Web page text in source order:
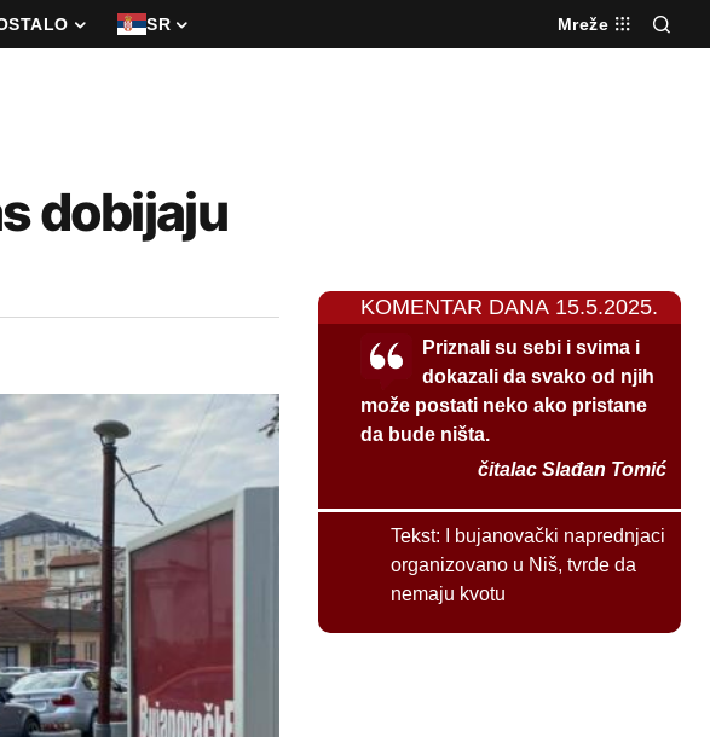
SR Mreže
dobijaju
KOMENTAR DANA 15.5.2025.
Priznali su sebi i svima i
dokazali da svako od njih
može postati neko ako pristane
da bude ništa.
čitalac Slađan Tomić
Tekst:
I bujanovački naprednjaci
organizovano u Niš, tvrde da
nemaju kvotu